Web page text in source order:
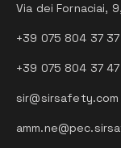
Via dei Fornaciai,
+39 075 804 37 37
+39 075 804 37 47
sir@sirsafety.com